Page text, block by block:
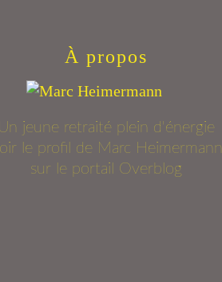
À propos
Un jeune retraité plein d'énergie
le profil de Marc Heimermann
sur le portail Overblog